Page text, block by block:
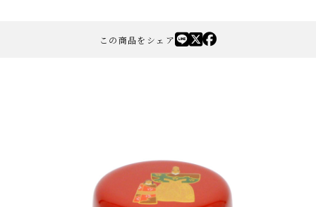
この商品をシェア